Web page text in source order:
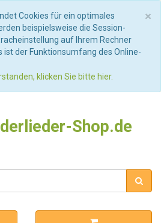
×
Cookies für ein optimales
beispielsweise die Session-
auf Ihrem Rechner
ist der Funktionsumfang des Online-
klicken Sie bitte hier.
Shop.de